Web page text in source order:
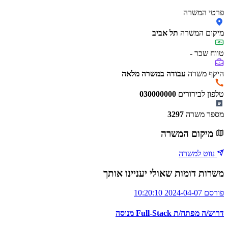
פרטי המשרה
מיקום המשרה תל אביב
טווח שכר -
היקף משרה עבודה במשרה מלאה
טלפון לבירורים 030000000
מספר משרה 3297
מיקום המשרה
נווט למשרה
משרות דומות שאולי יעניינו אותך
פורסם 2024-04-07 10:20:10
דרוש/ה מפתח/ת Full-Stack מנוסה